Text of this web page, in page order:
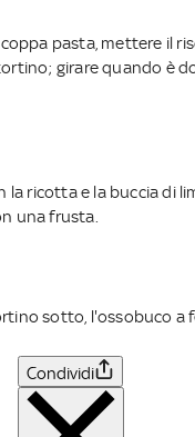
pasta, mettere il
girare quando è
la ricotta e la buccia di
una frusta.
sotto, l'ossobuco a
Condividi